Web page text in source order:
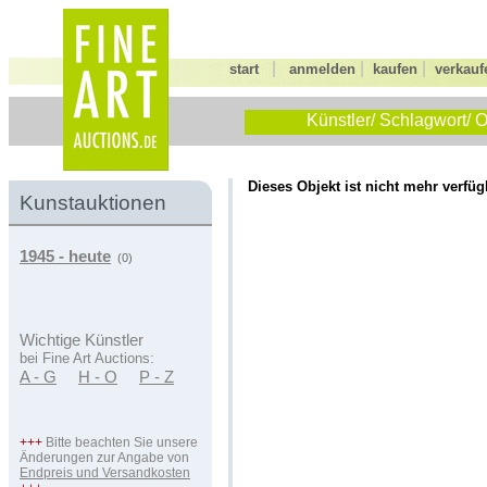
start anmelden kaufen
Künstler/ Schlagwort/
Kunstauktionen
1945 - heute (0)
Wichtige Künstler
bei Fine Art Auctions:
A - G H - O P - Z
+++ Bitte beachten Sie unsere
Änderungen zur Angabe von
Endpreis und Versandkosten
Dieses Objekt ist nicht mehr